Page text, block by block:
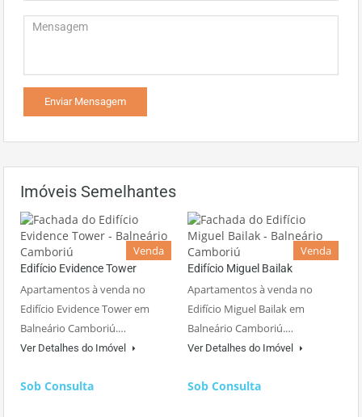
Imóveis Semelhantes
Venda
Edifício Evidence Tower
Apartamentos à venda no
Edifício Evidence Tower em
Balneário Camboriú.…
Ver Detalhes do Imóvel
Sob Consulta
Venda
Edifício Miguel Bailak
Apartamentos à venda no
Edifício Miguel Bailak em
Balneário Camboriú.…
Ver Detalhes do Imóvel
Sob Consulta